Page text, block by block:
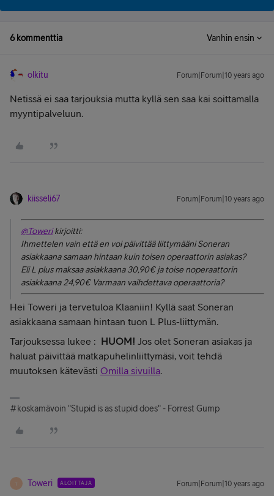
6 kommenttia Vanhin ensin
olkitu Forum|Forum|10 years ago
Netissä ei saa tarjouksia mutta kyllä sen saa kai soittamalla
myyntipalveluun.
kiisseli67 Forum|Forum|10 years ago
@Towerikirjoitti:
Ihmettelen vain että en voi päivittää liittymääni Soneran
asiakkaana samaan hintaan kuin toisen operaattorin asiakas?
Eli L plus maksaa asiakkaana 30,90€ ja toise noperaattorin
asiakkaana 24,90€ Varmaan vaihdettava operaattoria?
Hei Toweri ja tervetuloa Klaaniin! Kyllä saat Soneran
asiakkaana samaan hintaan tuon L Plus-liittymän.
Tarjouksessa lukee : HUOM! Jos olet Soneran asiakas ja
haluat päivittää matkapuhelinliittymäsi, voit tehdä
muutoksen kätevästi Omilla sivuilla.
#koskamävoin "Stupid is as stupid does" - Forrest Gump
T Toweri ALOITTAJA Forum|Forum|10 years ago